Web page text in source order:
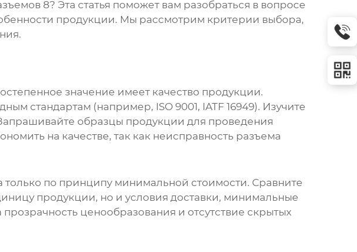
8? Эта статья поможет вам разобраться в вопросе
продукции. Мы рассмотрим критерии выбора,
значение имеет качество продукции.
стандартам (например, ISO 9001, IATF 16949). Изучите
образцы продукции для проведения
на качестве, так как неисправность разъема
по принципу минимальной стоимости. Сравните
продукции, но и условия доставки, минимальные
ценообразования и отсутствие скрытых